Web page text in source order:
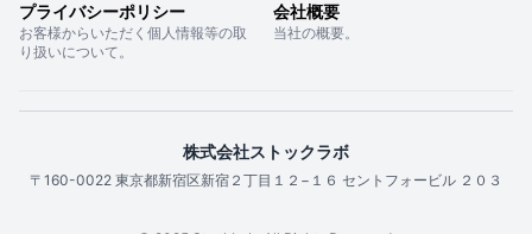
プライバシーポリシー
お客様からいただく個人情報等の取
り扱いについて。
会社概要
当社の概要。
株式会社ストックラボ
〒160-0022 東京都新宿区新宿２丁目１２−１６ セントフォービル ２０３